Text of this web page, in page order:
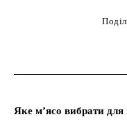
Яке м’ясо вибрати